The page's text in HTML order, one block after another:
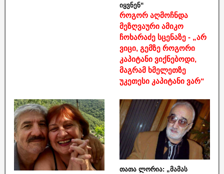
იყვნენ“
როგორ აღმოჩნდა
მეზღვაური ამიკო
ჩოხარაძე სცენაზე - „არ
ვიცი, გემზე როგორი
კაპიტანი ვიქნებოდი,
მაგრამ ხმელეთზე
უკეთესი კაპიტანი ვარ“
თათა ლორია: „მამას